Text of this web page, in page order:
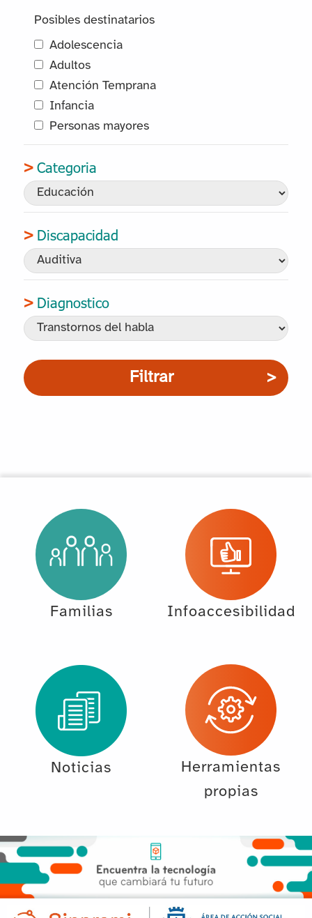
Posibles destinatarios
Adolescencia
Adultos
Atención Temprana
Infancia
Personas mayores
Categoria
Discapacidad
Diagnostico
Filtrar
Familias Infoaccesibilidad
Noticias
Herramientas
propias